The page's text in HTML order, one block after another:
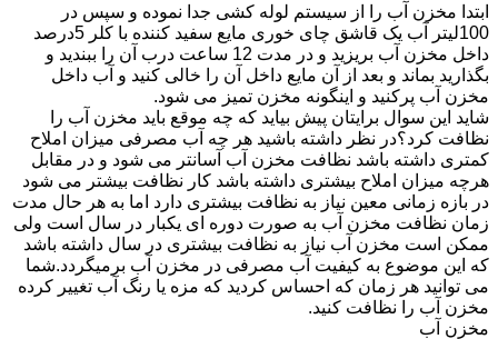
ابتدا مخزن آب را از سیستم لوله کشی جدا نموده و سپس در
100لیتر آب یک قاشق چای خوری مایع سفید کننده با کلر 5درصد
داخل مخزن آب بریزید و در مدت 12 ساعت درب آن را ببندید و
بگذارید بماند و بعد از آن مایع داخل آن را خالی کنید و آب داخل
مخزن آب پرکنید و اینگونه مخزن تمیز می شود.
شاید این سوال برایتان پیش بیاید که چه موقع باید مخزن آب را
نظافت کرد؟در نظر داشته باشید هر چه آب مصرفی میزان املاح
کمتری داشته باشد نظافت مخزن آب آسانتر می شود و در مقابل
هرچه میزان املاح بیشتری داشته باشد کار نظافت بیشتر می شود
در بازه زمانی معین نیاز به نظافت بیشتری دارد اما به هر حال مدت
زمان نظافت مخزن آب به صورت دوره ای یکبار در سال است ولی
ممکن است مخزن آب نیاز به نظافت بیشتری در سال داشته باشد
که این موضوع به کیفیت آب مصرفی در مخزن آب برمیگردد.شما
می توانید هر زمان که احساس کردید که مزه یا رنگ آب تغییر کرده
مخزن آب را نظافت کنید.
مخزن آب